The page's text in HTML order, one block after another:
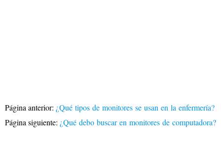
Página anterior: ¿Qué tipos de monitores se usan en la enfermería?
Página siguiente: ¿Qué debo buscar en monitores de computadora?